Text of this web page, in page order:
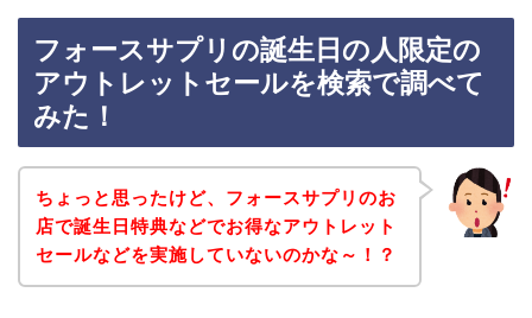
フォースサプリの誕生日の人限定の
アウトレットセールを検索で調べて
みた！
ちょっと思ったけど、フォースサプリのお
店で誕生日特典などでお得なアウトレット
セールなどを実施していないのかな～！？